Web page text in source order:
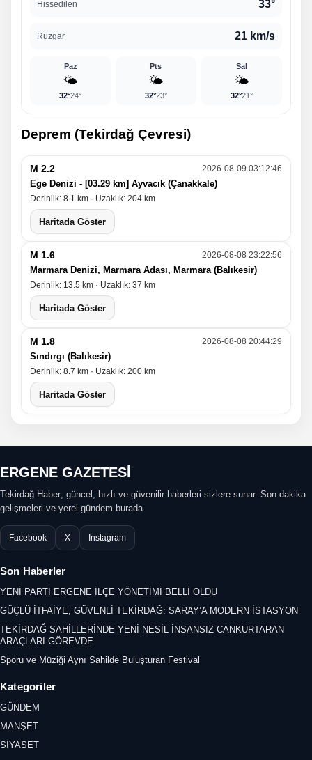
Hissedilen 33°
Rüzgar 21 km/s
Paz
🌤️
32°24°
Pts
🌤️
32°23°
Sal
🌤️
32°21°
Deprem (Tekirdağ Çevresi)
M 2.2 2026-08-09 03:12:46
Ege Denizi - [03.29 km] Ayvacık (Çanakkale)
Derinlik: 8.1 km · Uzaklık: 204 km
Haritada Göster
M 1.6 2026-08-08 23:22:56
Marmara Denizi, Marmara Adası, Marmara (Balıkesir)
Derinlik: 13.5 km · Uzaklık: 37 km
Haritada Göster
M 1.8 2026-08-08 20:44:29
Sındırgı (Balıkesir)
Derinlik: 8.7 km · Uzaklık: 200 km
Haritada Göster
ERGENE GAZETESİ
Tekirdağ Haber; güncel, hızlı ve güvenilir haberleri sizlere sunar. Son dakika
gelişmeleri ve yerel gündem burada.
Facebook X Instagram
Son Haberler
YENİ PARTİ ERGENE İLÇE YÖNETİMİ BELLİ OLDU
GÜÇLÜ İTFAİYE, GÜVENLİ TEKİRDAĞ: SARAY’A MODERN İSTASYON
TEKİRDAĞ SAHİLLERİNDE YENİ NESİL İNSANSIZ CANKURTARAN
ARAÇLARI GÖREVDE
Sporu ve Müziği Aynı Sahilde Buluşturan Festival
Kategoriler
GÜNDEM
MANŞET
SİYASET